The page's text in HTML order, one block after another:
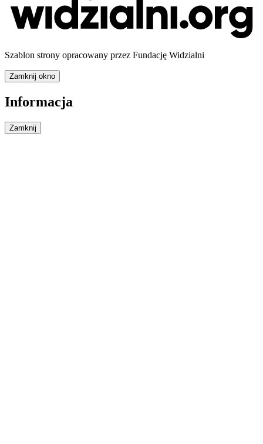
Szablon strony opracowany przez Fundację Widzialni
Zamknij okno
Informacja
Zamknij